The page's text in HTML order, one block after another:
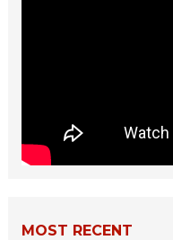
MOST RECENT